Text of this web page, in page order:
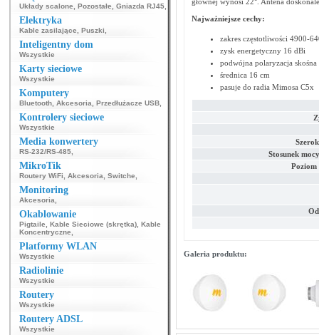
Układy scalone Pozostałe Gniazda RJ45
Elektryka
Kable zasilające Puszki
Inteligentny dom
Wszystkie
Karty sieciowe
Wszystkie
Komputery
Bluetooth Akcesoria Przedłużacze USB
Kontrolery sieciowe
Wszystkie
Media konwertery
RS-232/RS-485
MikroTik
Routery WiFi Akcesoria Switche
Monitoring
Akcesoria
Okablowanie
Pigtaile Kable Sieciowe (skrętka) Kable
Koncentryczne
Platformy WLAN
Wszystkie
Radiolinie
Wszystkie
Routery
Wszystkie
Routery ADSL
Wszystkie
Najważniejsze cechy:
zakres częstotliwości 4900-
zysk energetyczny 16 dBi
podwójna polaryzacja skośna
średnica 16 cm
pasuje do radia Mimosa C5x
Stosunek
Poziom
Galeria produktu: